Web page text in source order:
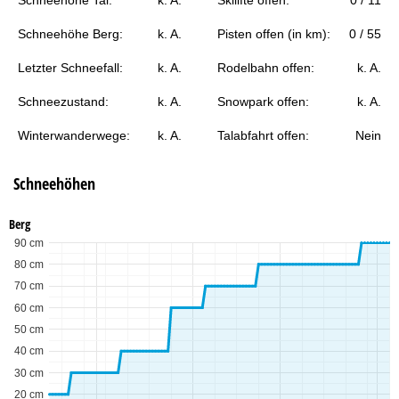
e
Schneehöhe Berg: k. A. Pisten offen (in km): 0 / 55
Letzter Schneefall: k. A. Rodelbahn offen: k. A.
Schneezustand: k. A. Snowpark offen: k. A.
Winterwanderwege: k. A. Talabfahrt offen: Nein
Schneehöhen
Berg
20 cm
30 cm
40 cm
50 cm
60 cm
70 cm
80 cm
90 cm